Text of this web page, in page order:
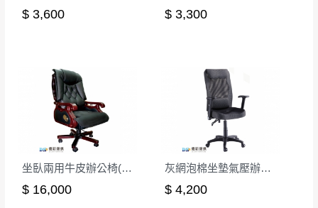
$ 3,600 $ 3,300
坐臥兩用牛皮辦公椅(CK-719)
$ 16,000
灰網泡棉坐墊氣壓辦公椅
$ 4,200